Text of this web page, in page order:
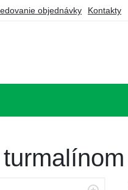
objednávky Kontakty